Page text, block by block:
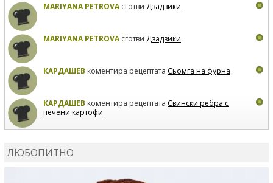
MARIYANA PETROVAсготви Дзадзики
MARIYANA PETROVAсготви Дзадзики
КАРДАШЕВ коментира рецептата Сьомга на фурна
КАРДАШЕВ коментира рецептата Свински ребра с
печени картофи
ЛЮБОПИТНО